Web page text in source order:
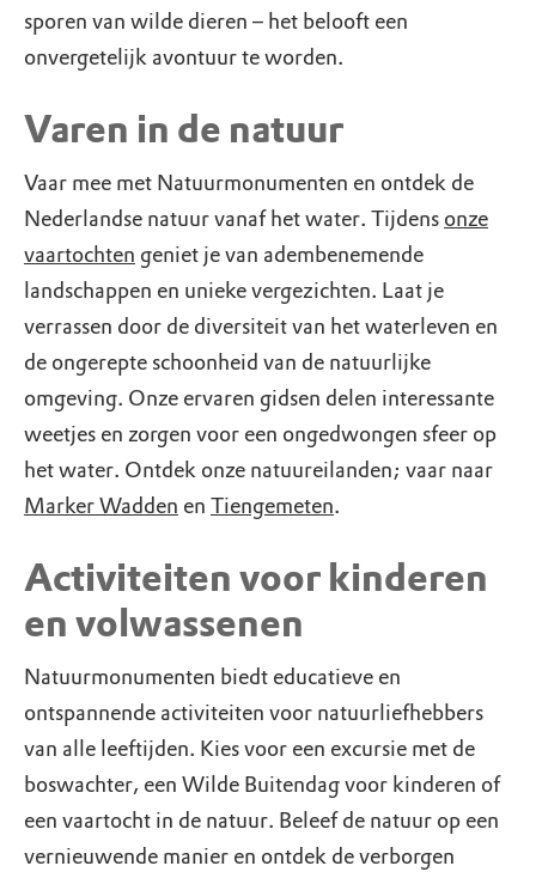
sporen van wilde dieren – het belooft een
onvergetelijk avontuur te worden.
Varen in de natuur
Vaar mee met Natuurmonumenten en ontdek de
Nederlandse natuur vanaf het water. Tijdens onze
vaartochten geniet je van adembenemende
landschappen en unieke vergezichten. Laat je
verrassen door de diversiteit van het waterleven en
de ongerepte schoonheid van de natuurlijke
omgeving. Onze ervaren gidsen delen interessante
weetjes en zorgen voor een ongedwongen sfeer op
het water. Ontdek onze natuureilanden; vaar naar
Marker Wadden en Tiengemeten.
Activiteiten voor kinderen
en volwassenen
Natuurmonumenten biedt educatieve en
ontspannende activiteiten voor natuurliefhebbers
van alle leeftijden. Kies voor een excursie met de
boswachter, een Wilde Buitendag voor kinderen of
een vaartocht in de natuur. Beleef de natuur op een
vernieuwende manier en ontdek de verborgen